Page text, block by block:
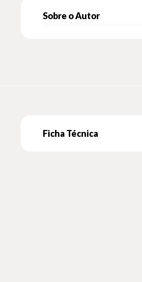
Sobre o Autor
Ficha Técnica